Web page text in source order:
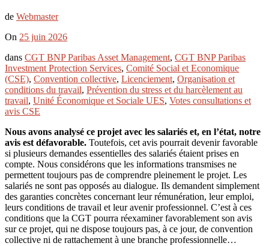
de Webmaster
On 25 juin 2026
dans CGT BNP Paribas Asset Management, CGT BNP Paribas
Investment Protection Services, Comité Social et Economique
(CSE), Convention collective, Licenciement, Organisation et
conditions du travail, Prévention du stress et du harcèlement au
travail, Unité Économique et Sociale UES, Votes consultations et
avis CSE
Nous avons analysé ce projet avec les salariés et, en l’état, notre
avis est défavorable. Toutefois, cet avis pourrait devenir favorable
si plusieurs demandes essentielles des salariés étaient prises en
compte. Nous considérons que les informations transmises ne
permettent toujours pas de comprendre pleinement le projet. Les
salariés ne sont pas opposés au dialogue. Ils demandent simplement
des garanties concrètes concernant leur rémunération, leur emploi,
leurs conditions de travail et leur avenir professionnel. C’est à ces
conditions que la CGT pourra réexaminer favorablement son avis
sur ce projet, qui ne dispose toujours pas, à ce jour, de convention
collective ni de rattachement à une branche professionnelle…